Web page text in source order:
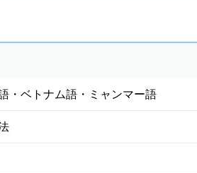
・ベトナム語・ミャンマー語